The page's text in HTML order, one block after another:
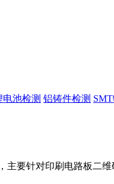
电池检测 铝铸件检测
要针对印刷电路板二